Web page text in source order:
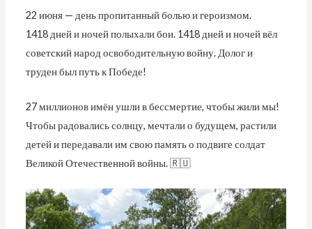
22 июня — день пропитанный болью и героизмом.
1418 дней и ночей полыхали бои. 1418 дней и ночей вёл
советский народ освободительную войну. Долог и
труден был путь к Победе!
27 миллионов имён ушли в бессмертие, чтобы жили мы!
Чтобы радовались солнцу, мечтали о будущем, растили
детей и передавали им свою память о подвиге солдат
Великой Отечественной войны. 🇷🇺